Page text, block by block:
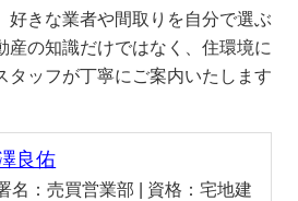
好きな業者や間取りを自分で選ぶ
産の知識だけではなく、住環境に
タッフが丁寧にご案内いたします
良佑
名：売買営業部 | 資格：宅地建